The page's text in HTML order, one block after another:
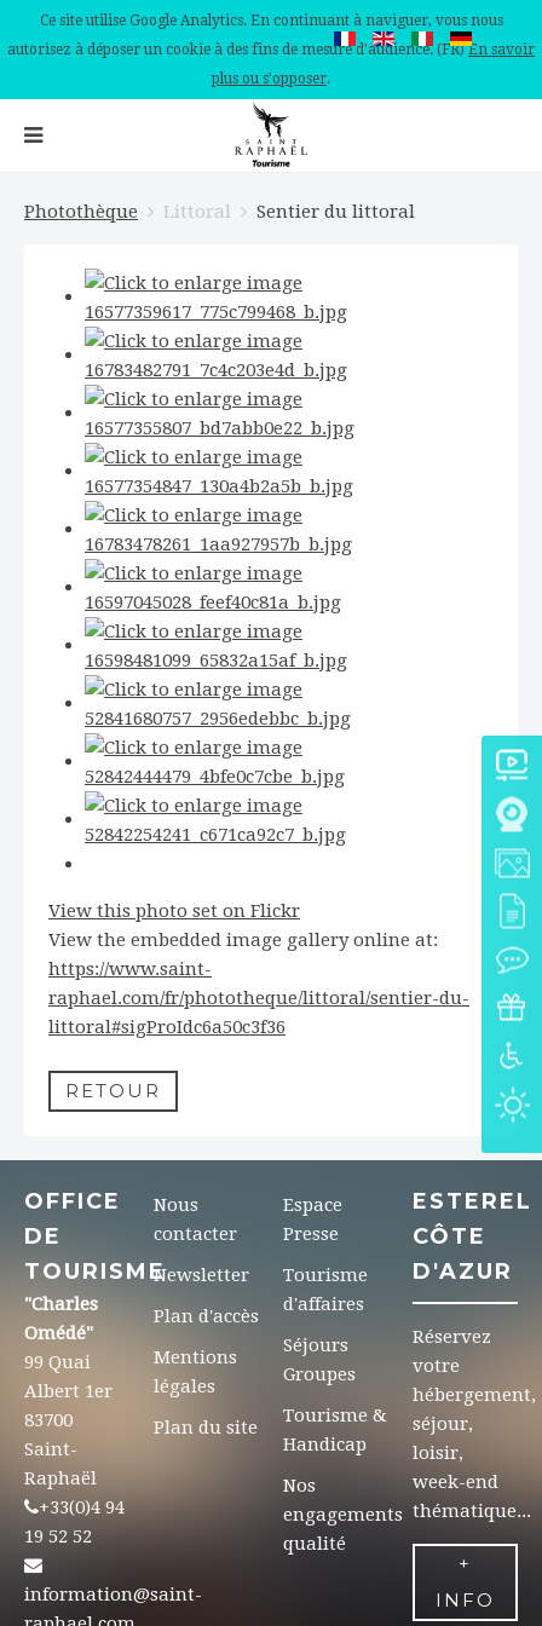
Ce site utilise Google Analytics. En continuant à naviguer, vous nous
autorisez à déposer un cookie à des fins de mesure d'audience. (FR)En savoir
plus ou s'opposer.
Photothèque Littoral Sentier du littoral
View this photo set on Flickr
View the embedded image gallery online at:
https://www.saint-
raphael.com/fr/phototheque/littoral/sentier-du-
littoral#sigProIdc6a50c3f36
RETOUR
OFFICE
DE
TOURISME
"Charles
Omédé"
99 Quai
Albert 1er
83700
Saint-
Raphaël
+33(0)4 94
19 52 52
information@saint-
Nous
contacter
Newsletter
Plan d'accès
Mentions
légales
Plan du site
Espace
Presse
Tourisme
d'affaires
Séjours
Groupes
Tourisme &
Handicap
Nos
engagements
qualité
ESTEREL
CÔTE
D'AZUR
Réservez
votre
hébergement,
séjour,
loisir,
week-end
thématique...
+
INFO